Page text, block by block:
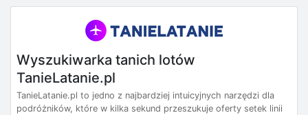
Wyszukiwarka tanich lotów
TanieLatanie.pl
TanieLatanie.pl to jedno z najbardziej intuicyjnych narzędzi dla
podróżników, które w kilka sekund przeszukuje oferty setek linii